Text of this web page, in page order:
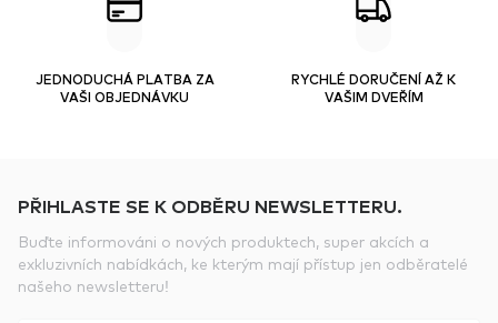
JEDNODUCHÁ PLATBA ZA
VAŠI OBJEDNÁVKU
RYCHLÉ DORUČENÍ AŽ K
VAŠIM DVEŘÍM
PŘIHLASTE SE K ODBĚRU NEWSLETTERU.
Buďte informováni o nových produktech, super akcích a
exkluzivních nabídkách, ke kterým mají přístup jen odběratelé
našeho newsletteru!